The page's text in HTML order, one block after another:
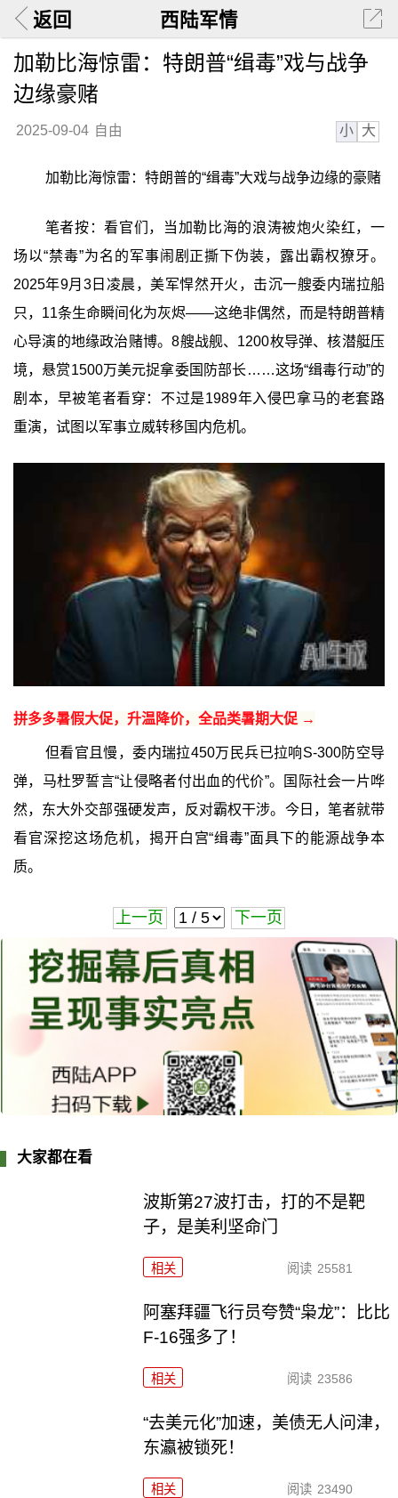
返回 西陆军情
加勒比海惊雷：特朗普“缉毒”戏与战争
边缘豪赌
2025-09-04 自由 小 大
加勒比海惊雷：特朗普的“缉毒”大戏与战争边缘的豪赌
笔者按：看官们，当加勒比海的浪涛被炮火染红，一
场以“禁毒”为名的军事闹剧正撕下伪装，露出霸权獠牙。
2025年9月3日凌晨，美军悍然开火，击沉一艘委内瑞拉船
只，11条生命瞬间化为灰烬——这绝非偶然，而是特朗普精
心导演的地缘政治赌博。8艘战舰、1200枚导弹、核潜艇压
境，悬赏1500万美元捉拿委国防部长……这场“缉毒行动”的
剧本，早被笔者看穿：不过是1989年入侵巴拿马的老套路
重演，试图以军事立威转移国内危机。
拼多多暑假大促，升温降价，全品类暑期大促 →
但看官且慢，委内瑞拉450万民兵已拉响S-300防空导
弹，马杜罗誓言“让侵略者付出血的代价”。国际社会一片哗
然，东大外交部强硬发声，反对霸权干涉。今日，笔者就带
看官深挖这场危机，揭开白宫“缉毒”面具下的能源战争本
质。
上一页 下一页
大家都在看
波斯第27波打击，打的不是靶
子，是美利坚命门
相关 阅读 25581
阿塞拜疆飞行员夸赞“枭龙”：比比
F-16强多了！
相关 阅读 23586
“去美元化”加速，美债无人问津，
东瀛被锁死！
相关 阅读 23490